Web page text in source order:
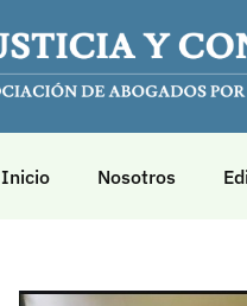
Inicio Nosotros